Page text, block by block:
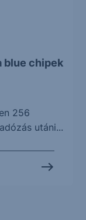
blue chipek
256
utáni...